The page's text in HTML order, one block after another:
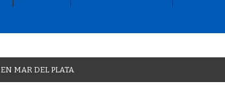
EN MAR DEL PLATA